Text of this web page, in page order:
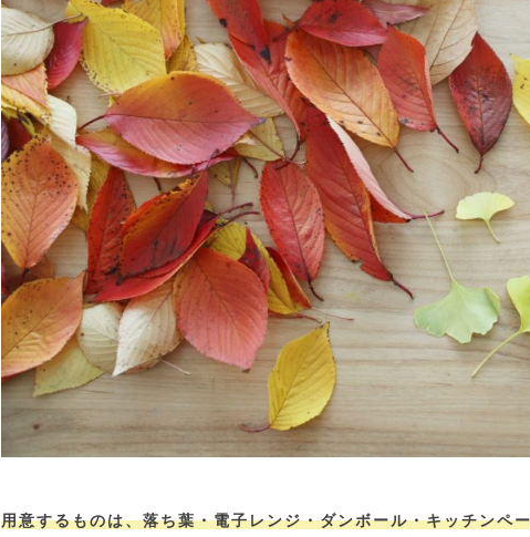
用意するものは、落ち葉・電子レンジ・ダンボール・キッチンペ